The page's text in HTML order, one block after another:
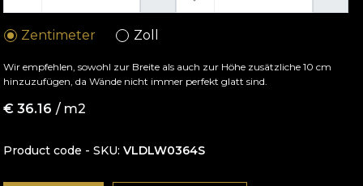
Zentimeter Zoll
Wir empfehlen, sowohl zur Breite als auch zur Höhe zusätzliche 10 cm
hinzuzufügen, da Wände nicht immer perfekt glatt sind.
€36.16 / m2
Product code - SKU VLDLW0364S